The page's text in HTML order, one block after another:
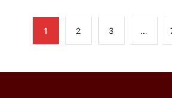
1 2 3 …